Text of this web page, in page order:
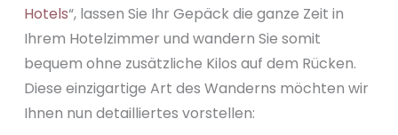
Hotels“, lassen Sie Ihr Gepäck die ganze Zeit in
Ihrem Hotelzimmer und wandern Sie somit
bequem ohne zusätzliche Kilos auf dem Rücken.
Diese einzigartige Art des Wanderns möchten wir
Ihnen nun detailliertes vorstellen: